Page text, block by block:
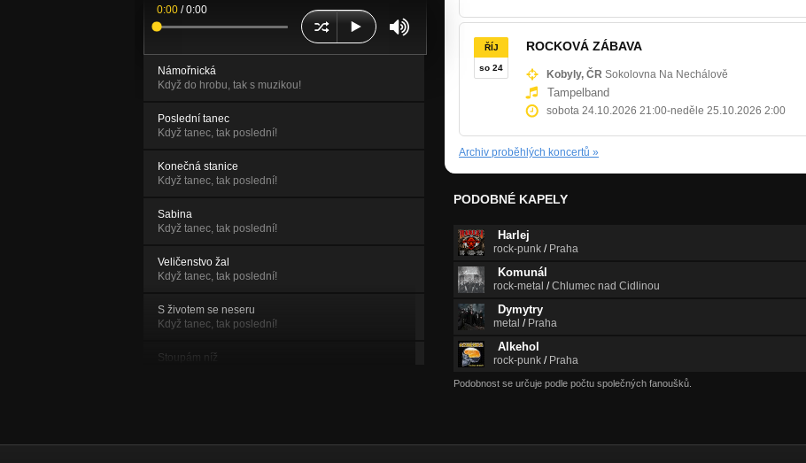
0:00 /0:00
Námořnická
Když do hrobu, tak s muzikou!
Poslední tanec
Když tanec, tak poslední!
Konečná stanice
Když tanec, tak poslední!
Sabina
Když tanec, tak poslední!
Veličenstvo žal
Když tanec, tak poslední!
S životem se neseru
Když tanec, tak poslední!
Stoupám níž
ŘÍJ
so 24
ROCKOVÁ ZÁBAVA
Kobyly, ČR Sokolovna Na Nechálově
Tampelband
sobota 24.10.2026 21:00-neděle 25.10.2026 2:00
Archiv proběhlých koncertů »
PODOBNÉ KAPELY
Harlej
rock-punk / Praha
Komunál
rock-metal /Chlumec nad Cidlinou
Dymytry
metal / Praha
Alkehol
rock-punk / Praha
Podobnost se určuje podle počtu společných fanoušků.